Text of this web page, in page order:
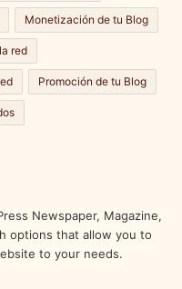
Monetización de tu Blog
red
Promoción de tu Blog
Newspaper, Magazine,
options that allow you to
to your needs.